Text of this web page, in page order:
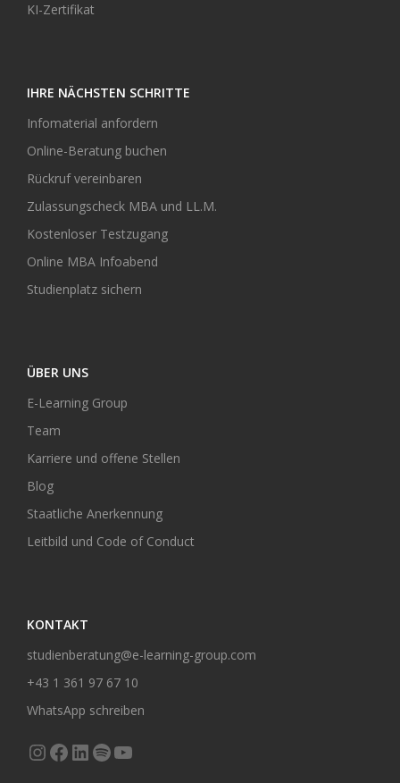
KI-Zertifikat
IHRE NÄCHSTEN SCHRITTE
Infomaterial anfordern
Online-Beratung buchen
Rückruf vereinbaren
Zulassungscheck MBA und LL.M.
Kostenloser Testzugang
Online MBA Infoabend
Studienplatz sichern
ÜBER UNS
E-Learning Group
Team
Karriere und offene Stellen
Blog
Staatliche Anerkennung
Leitbild und Code of Conduct
KONTAKT
studienberatung@e-learning-group.com
+43 1 361 97 67 10
WhatsApp schreiben
Instagram
Facebook
LinkedIn
Spotify
YouTube